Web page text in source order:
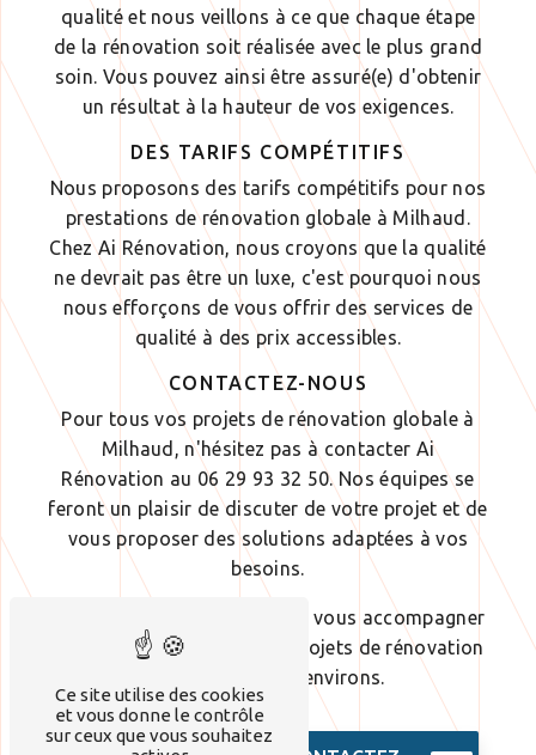
qualité et nous veillons à ce que chaque étape
de la rénovation soit réalisée avec le plus grand
soin. Vous pouvez ainsi être assuré(e) d'obtenir
un résultat à la hauteur de vos exigences.
DES TARIFS COMPÉTITIFS
Nous proposons des tarifs compétitifs pour nos
prestations de rénovation globale à Milhaud.
Chez Ai Rénovation, nous croyons que la qualité
ne devrait pas être un luxe, c'est pourquoi nous
nous efforçons de vous offrir des services de
qualité à des prix accessibles.
CONTACTEZ-NOUS
Pour tous vos projets de rénovation globale à
Milhaud, n'hésitez pas à contacter Ai
Rénovation au 06 29 93 32 50. Nos équipes se
feront un plaisir de discuter de votre projet et de
vous proposer des solutions adaptées à vos
besoins.
Nous sommes impatients de vous accompagner
dans la réalisation de vos projets de rénovation
à Milhaud et ses environs.
Ce site utilise des cookies
et vous donne le contrôle
sur ceux que vous souhaitez